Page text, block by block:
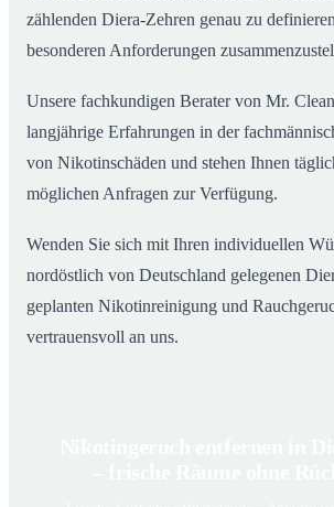
zählenden Diera-Zehren genau zu
besonderen Anforderungen
Unsere fachkundigen Berater von Mr.
langjährige Erfahrungen in der
von Nikotinschäden und stehen Ihnen
möglichen Anfragen zur Verfügung.
Wenden Sie sich mit Ihren individuellen
nordöstlich von Deutschland gelegenen
geplanten Nikotinreinigung und
vertrauensvoll an uns.